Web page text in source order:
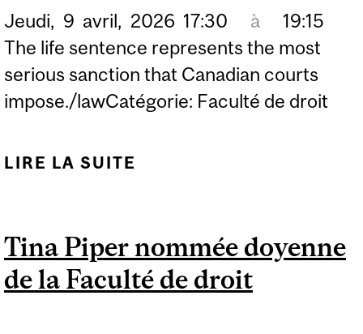
Jeudi, 9 avril, 2026 17:30 à
19:15
The life sentence represents the most
serious sanction that Canadian courts
impose./lawCatégorie: Faculté de droit
LIRE LA SUITE
2026 PROULX
ROUNDTABLE
Tina Piper nommée doyenne
de la Faculté de droit